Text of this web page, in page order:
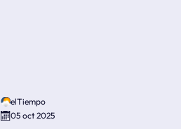
elTiempo
05 oct 2025